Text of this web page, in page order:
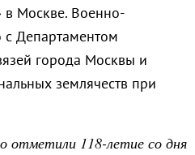
в Москве. Военно-
с Департаментом
города Москвы и
землячеств при
отметили 118-летие со дня